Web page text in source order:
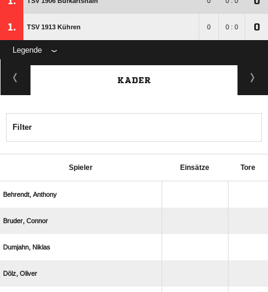
1. TSV 1913 Kühren 0 0 : 0 0
Legende
KADER
Filter
Spieler Einsätze Tore
 
 
 
 